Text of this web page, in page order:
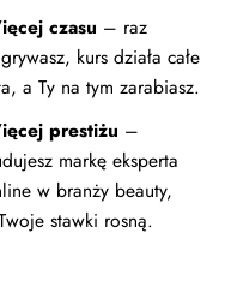
czasu – raz
kurs działa całe
a Ty na tym zarabiasz.
prestiżu –
markę eksperta
w branży beauty,
stawki rosną.